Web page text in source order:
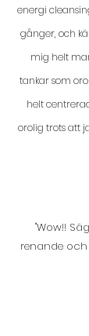
energi
gånger, och
mig helt
tankar som
helt
orolig trots att
"Wow!!
renande